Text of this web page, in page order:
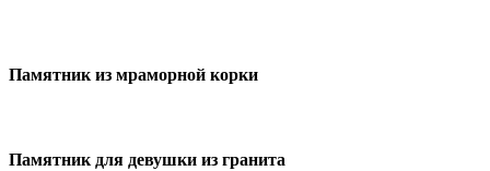
Памятник из мраморной корки
Памятник для девушки из гранита